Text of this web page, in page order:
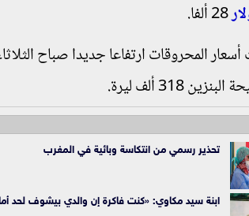
28 ألفا.
318 ألف ليرة.
تحذير رسمي من انتكاسة وبائية في المغرب
ابنة سيد مكاوي: «كنت فاكرة إن والدي بيشوف لحد أما